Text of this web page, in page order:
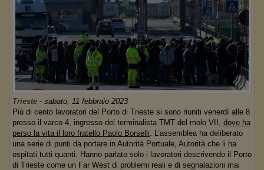
Trieste - sabato, 11 febbraio 2023
Più di cento lavoratori del Porto di Trieste si sono riuniti venerdì alle 8
presso il varco 4, ingresso del terminalista TMT del molo VII, dove ha
perso la vita il loro fratello Paolo Borselli . L’assemblea ha deliberato
una serie di punti da portare in Autorità Portuale, Autorità che li ha
ospitati tutti quanti. Hanno parlato solo i lavoratori descrivendo il Porto
di Trieste come un Far West di problemi reali e di segnalazioni mai